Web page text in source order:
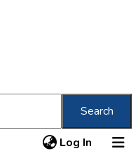
Search
Log In (current)